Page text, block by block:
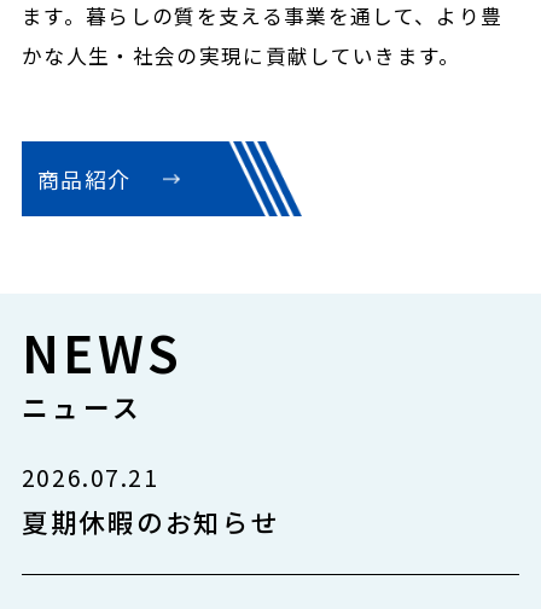
ます。暮らしの質を支える事業を通して、より豊
かな人生・社会の実現に貢献していきます。
商品紹介
NEWS
ニュース
2026.07.21
夏期休暇のお知らせ